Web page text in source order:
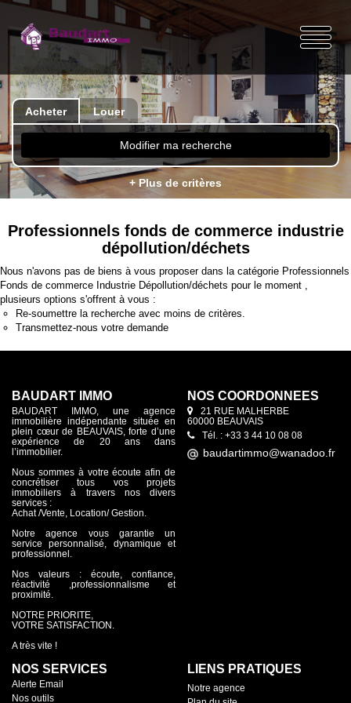
Acheter Louer
Modifier ma recherche
+ Plus de critères
Professionnels fonds de commerce industrie
dépollution/déchets
Nous n'avons pas de biens à vous proposer dans la catégorie Professionnels
Fonds de commerce Industrie Dépollution/déchets pour le moment ,
plusieurs options s'offrent à vous :
Re-soumettre la recherche avec moins de critères.
Transmettez-nous votre demande
BAUDART IMMO
BAUDART IMMO, une agence
immobilière indépendante située en
plein cœur de BEAUVAIS, forte d’une
expérience de 20 ans dans
l’immobilier.
Nous sommes à votre écoute afin de
concrétiser tous vos projets
immobiliers à travers nos divers
services :
Achat /Vente, Location/ Gestion.
Notre agence vous garantie un
service personnalisé, dynamique et
professionnel.
Nos valeurs : écoute, confiance,
réactivité ,professionnalisme et
proximité.
NOTRE PRIORITE,
VOTRE SATISFACTION.
A très vite !
NOS COORDONNÉES
21 RUE MALHERBE
60000 BEAUVAIS
Tél. : +33 3 44 10 08 08
NOS SERVICES
Alerte Email
Nos outils
LIENS PRATIQUES
Notre agence